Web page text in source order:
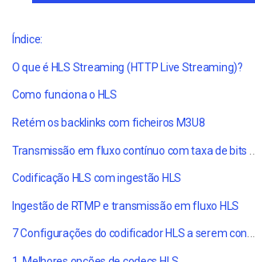
Índice:
O que é HLS Streaming (HTTP Live Streaming)?
Como funciona o HLS
Retém os backlinks com ficheiros M3U8
Codificação HLS com ingestão HLS
Ingestão de RTMP e transmissão em fluxo HLS
7 Configurações do codificador HLS a serem consideradas